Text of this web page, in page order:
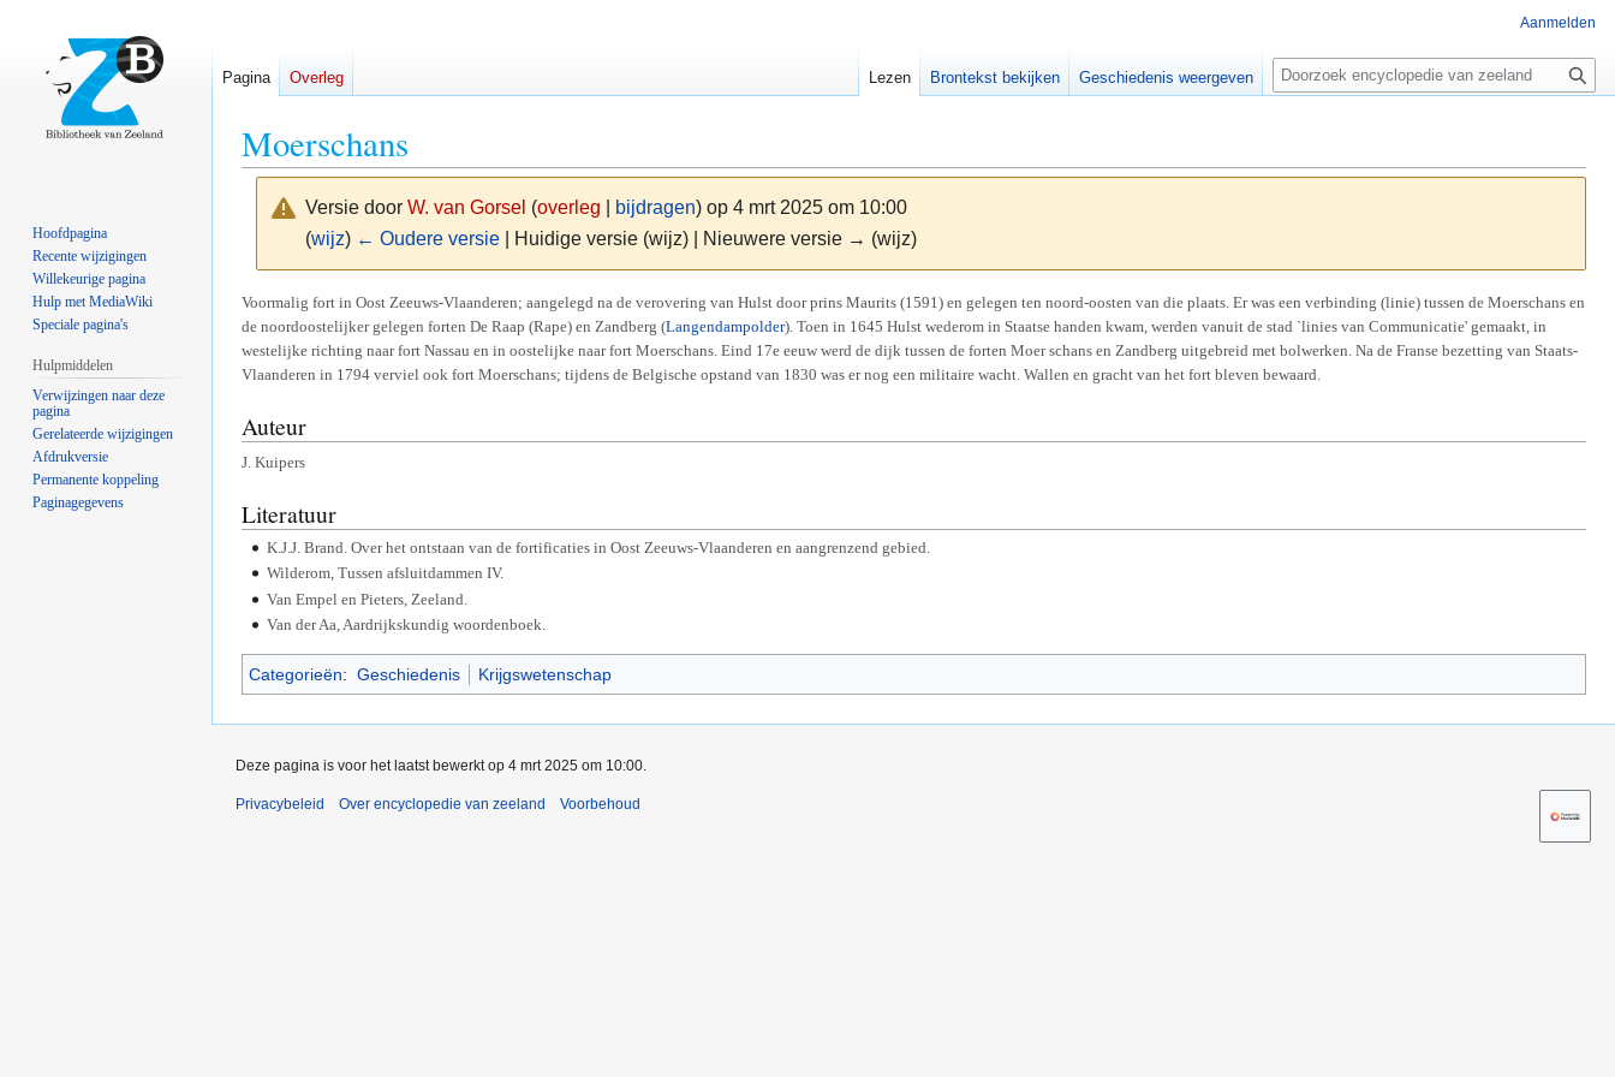
Moerschans
Versie door W. van Gorsel (overleg bijdragen)op 4 mrt 2025 om 10:00
(wijz) ← Oudere versie| Huidige versie (wijz) | Nieuwere versie → (wijz)
Naar
navigatie
springen
Naar
zoeken
springen
Voormalig fort in Oost Zeeuws-Vlaanderen; aangelegd na de verovering van Hulst door prins Maurits (1591) en gelegen ten noord-oosten van die plaats. Er was een verbinding (linie) tussen de Moerschans en
de noordoostelijker gelegen forten De Raap (Rape) en Zandberg (Langendampolder). Toen in 1645 Hulst wederom in Staatse handen kwam, werden vanuit de stad `linies van Communicatie' gemaakt, in
westelijke richting naar fort Nassau en in oostelijke naar fort Moerschans. Eind 17e eeuw werd de dijk tussen de forten Moer schans en Zandberg uitgebreid met bolwerken. Na de Franse bezetting van Staats-
Vlaanderen in 1794 verviel ook fort Moerschans; tijdens de Belgische opstand van 1830 was er nog een militaire wacht. Wallen en gracht van het fort bleven bewaard.
Auteur
J. Kuipers
Literatuur
K.J.J. Brand. Over het ontstaan van de fortificaties in Oost Zeeuws-Vlaanderen en aangrenzend gebied.
Wilderom, Tussen afsluitdammen IV.
Van Empel en Pieters, Zeeland.
Van der Aa, Aardrijkskundig woordenboek.
Categorieën: Geschiedenis Krijgswetenschap
Aanmelden
Pagina Overleg Lezen Brontekst bekijken Geschiedenis weergeven
Z
e
Hoofdpagina
Recente wijzigingen
Willekeurige pagina
Hulp met MediaWiki
Speciale pagina's
Hulpmiddelen
Verwijzingen naar deze
pagina
Gerelateerde wijzigingen
Afdrukversie
Permanente koppeling
Paginagegevens
Deze pagina is voor het laatst bewerkt op 4 mrt 2025 om 10:00.
Privacybeleid Over encyclopedie van zeeland Voorbehoud